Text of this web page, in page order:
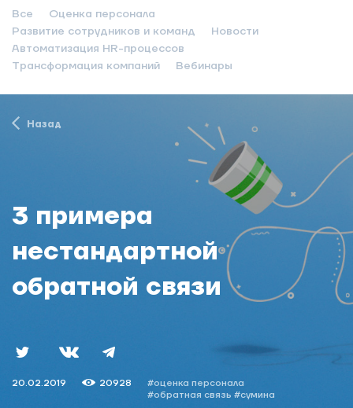
Все
Оценка персонала
Развитие сотрудников и команд
Новости
Автоматизация HR-процессов
Трансформация компаний
Вебинары
Назад
3 примера
нестандартной
обратной связи
20.02.2019 20928
#оценка персонала
#обратная связь #сумина